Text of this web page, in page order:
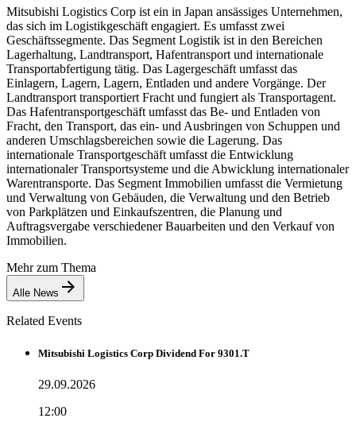
Mitsubishi Logistics Corp ist ein in Japan ansässiges Unternehmen,
das sich im Logistikgeschäft engagiert. Es umfasst zwei
Geschäftssegmente. Das Segment Logistik ist in den Bereichen
Lagerhaltung, Landtransport, Hafentransport und internationale
Transportabfertigung tätig. Das Lagergeschäft umfasst das
Einlagern, Lagern, Lagern, Entladen und andere Vorgänge. Der
Landtransport transportiert Fracht und fungiert als Transportagent.
Das Hafentransportgeschäft umfasst das Be- und Entladen von
Fracht, den Transport, das ein- und Ausbringen von Schuppen und
anderen Umschlagsbereichen sowie die Lagerung. Das
internationale Transportgeschäft umfasst die Entwicklung
internationaler Transportsysteme und die Abwicklung internationaler
Warentransporte. Das Segment Immobilien umfasst die Vermietung
und Verwaltung von Gebäuden, die Verwaltung und den Betrieb
von Parkplätzen und Einkaufszentren, die Planung und
Auftragsvergabe verschiedener Bauarbeiten und den Verkauf von
Immobilien.
Mehr zum Thema
Alle News
Related Events
Mitsubishi Logistics Corp Dividend For 9301.T
29.09.2026
12:00